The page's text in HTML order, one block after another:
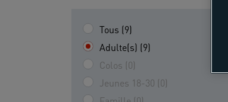
Tous (9)
Adulte(s) (9)
Colos (0)
Jeunes 18-30 (0)